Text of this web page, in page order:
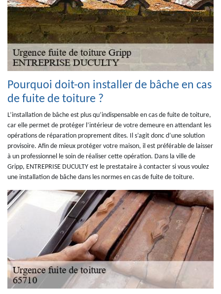
Pourquoi doit-on installer de bâche en cas
de fuite de toiture ?
L’installation de bâche est plus qu’indispensable en cas de fuite de toiture,
car elle permet de protéger l’intérieur de votre demeure en attendant les
opérations de réparation proprement dites. Il s’agit donc d’une solution
provisoire. Afin de mieux protéger votre maison, il est préférable de laisser
à un professionnel le soin de réaliser cette opération. Dans la ville de
Gripp, ENTREPRISE DUCULTY est le prestataire à contacter si vous voulez
une installation de bâche dans les normes en cas de fuite de toiture.